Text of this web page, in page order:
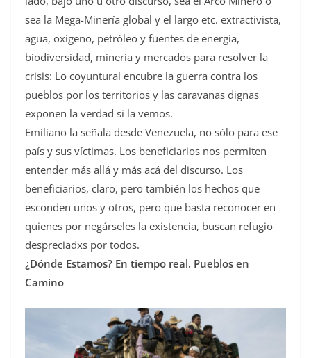
sea la Mega-Minería global y el largo etc. extractivista,
agua, oxígeno, petróleo y fuentes de energía,
biodiversidad, minería y mercados para resolver la
crisis: Lo coyuntural encubre la guerra contra los
pueblos por los territorios y las caravanas dignas
exponen la verdad si la vemos.
Emiliano la señala desde Venezuela, no sólo para ese
país y sus víctimas. Los beneficiarios nos permiten
entender más allá y más acá del discurso. Los
beneficiarios, claro, pero también los hechos que
esconden unos y otros, pero que basta reconocer en
quienes por negárseles la existencia, buscan refugio
despreciadxs por todos.
¿Dónde Estamos? En tiempo real. Pueblos en
Camino